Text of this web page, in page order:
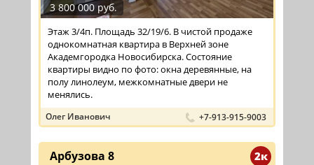
3 800 000 руб.
Этаж 3/4п. Площадь 32/19/6. В чистой продаже
однокомнатная квартира в Верхней зоне
Академгородка Новосибирска. Состояние
квартиры видно по фото: окна деревянные, на
полу линолеум, межкомнатные двери не
менялись.
Олег Иванович +7-913-915-9003
2к
Арбузова 8